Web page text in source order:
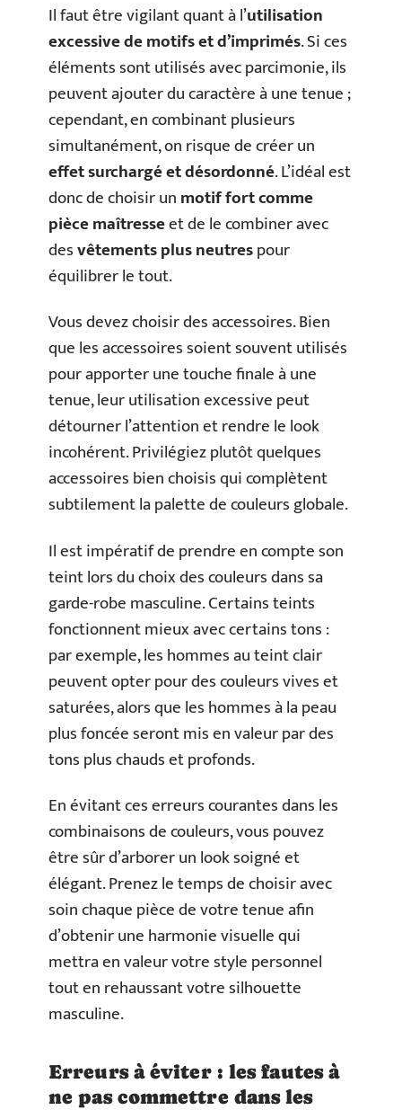
Il faut être vigilant quant à l’utilisation
excessive de motifs et d’imprimés. Si ces
éléments sont utilisés avec parcimonie, ils
peuvent ajouter du caractère à une tenue ;
cependant, en combinant plusieurs
simultanément, on risque de créer un
effet surchargé et désordonné. L’idéal est
donc de choisir unmotif fort comme
pièce maîtresseet de le combiner avec
desvêtements plus neutrespour
équilibrer le tout.
Vous devez choisir des accessoires. Bien
que les accessoires soient souvent utilisés
pour apporter une touche finale à une
tenue, leur utilisation excessive peut
détourner l’attention et rendre le look
incohérent. Privilégiez plutôt quelques
accessoires bien choisis qui complètent
subtilement la palette de couleurs globale.
Il est impératif de prendre en compte son
teint lors du choix des couleurs dans sa
garde-robe masculine. Certains teints
fonctionnent mieux avec certains tons :
par exemple, les hommes au teint clair
peuvent opter pour des couleurs vives et
saturées, alors que les hommes à la peau
plus foncée seront mis en valeur par des
tons plus chauds et profonds.
En évitant ces erreurs courantes dans les
combinaisons de couleurs, vous pouvez
être sûr d’arborer un look soigné et
élégant. Prenez le temps de choisir avec
soin chaque pièce de votre tenue afin
d’obtenir une harmonie visuelle qui
mettra en valeur votre style personnel
tout en rehaussant votre silhouette
masculine.
Erreurs à éviter : les fautes à
ne pas commettre dans les